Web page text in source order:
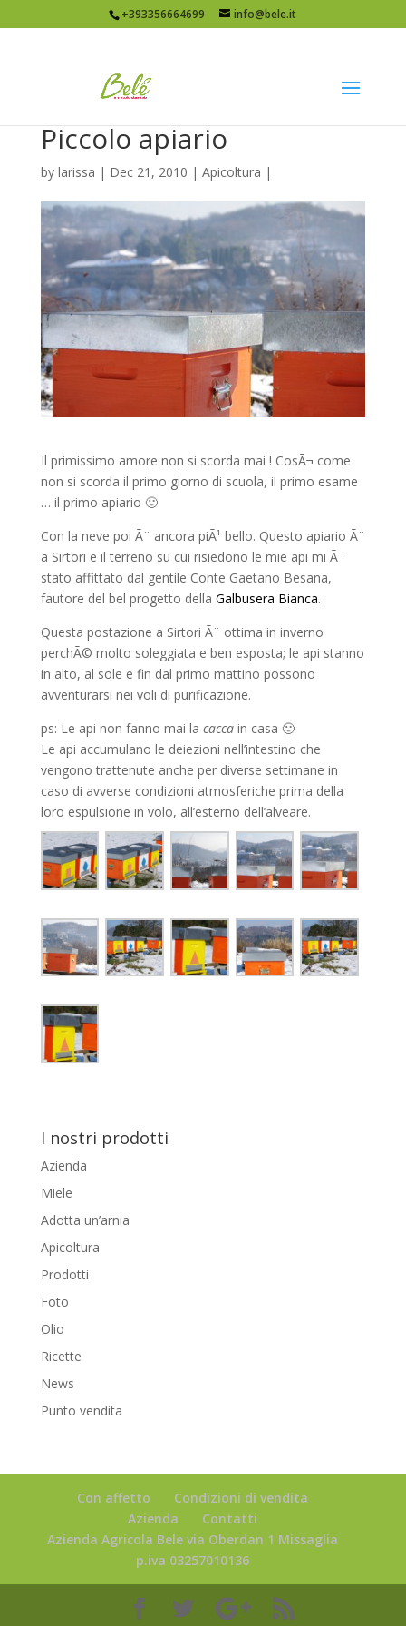
+393356664699 info@bele.it
Piccolo apiario
by larissa | Dec 21, 2010 | Apicoltura |
Il primissimo amore non si scorda mai ! CosÃ¬ come
non si scorda il primo giorno di scuola, il primo esame
… il primo apiario 🙂
Con la neve poi Ã¨ ancora piÃ¹ bello. Questo apiario Ã¨
a Sirtori e il terreno su cui risiedono le mie api mi Ã¨
stato affittato dal gentile Conte Gaetano Besana,
fautore del bel progetto della Galbusera Bianca.
Questa postazione a Sirtori Ã¨ ottima in inverno
perchÃ© molto soleggiata e ben esposta; le api stanno
in alto, al sole e fin dal primo mattino possono
avventurarsi nei voli di purificazione.
ps: Le api non fanno mai la cacca in casa 🙂
Le api accumulano le deiezioni nell’intestino che
vengono trattenute anche per diverse settimane in
caso di avverse condizioni atmosferiche prima della
loro espulsione in volo, all’esterno dell’alveare.
I nostri prodotti
Azienda
Miele
Adotta un’arnia
Apicoltura
Prodotti
Foto
Olio
Ricette
News
Punto vendita
Con affetto
Condizioni di vendita
Azienda
Contatti
Azienda Agricola Bele via Oberdan 1 Missaglia
p.iva 03257010136